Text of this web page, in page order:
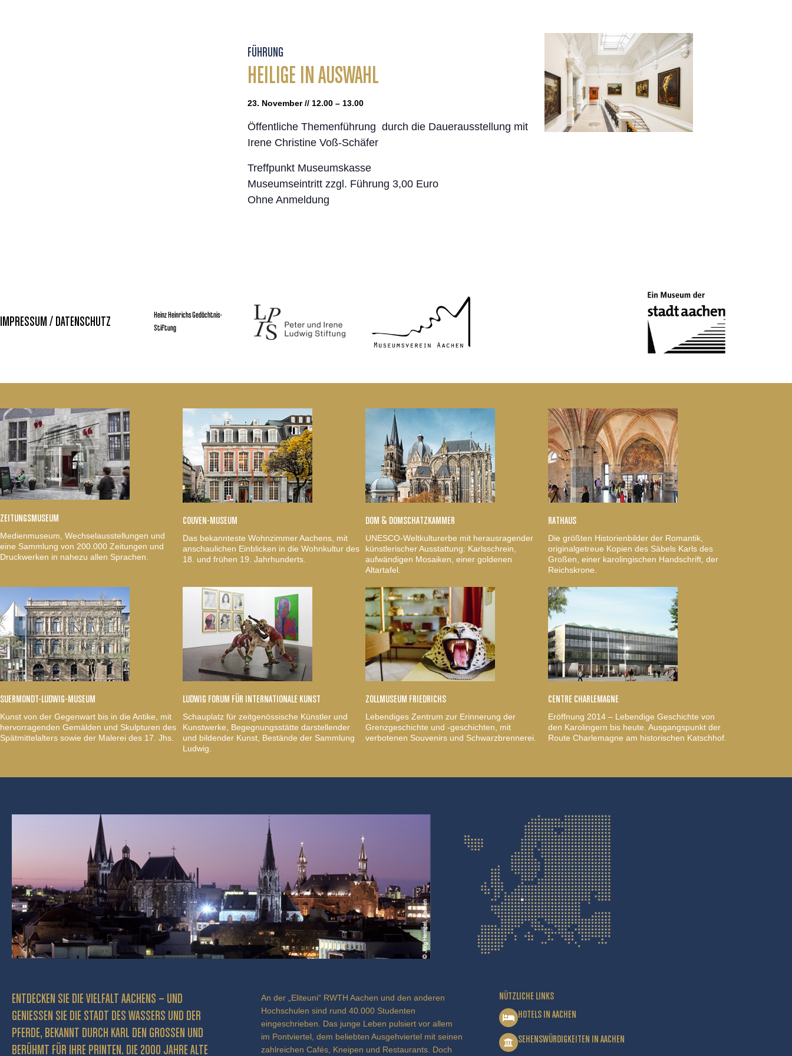
FÜHRUNG
HEILIGE IN AUSWAHL
23. November // 12.00 – 13.00
Öffentliche Themenführung durch die Dauerausstellung mit
Irene Christine Voß-Schäfer
Treffpunkt Museumskasse
Museumseintritt zzgl. Führung 3,00 Euro
Ohne Anmeldung
IMPRESSUM / DATENSCHUTZ
Heinz Heinrichs Gedächtnis-
Stiftung
ZEITUNGSMUSEUM
Medienmuseum, Wechselausstellungen und
eine Sammlung von 200.000 Zeitungen und
Druckwerken in nahezu allen Sprachen.
COUVEN-MUSEUM
Das bekannteste Wohnzimmer Aachens, mit
anschaulichen Einblicken in die Wohnkultur des
18. und frühen 19. Jahrhunderts.
DOM & DOMSCHATZKAMMER
UNESCO-Weltkulturerbe mit herausragender
künstlerischer Ausstattung: Karlsschrein,
aufwändigen Mosaiken, einer goldenen
Altartafel.
RATHAUS
Die größten Historienbilder der Romantik,
originalgetreue Kopien des Säbels Karls des
Großen, einer karolingischen Handschrift, der
Reichskrone.
SUERMONDT-LUDWIG-MUSEUM
Kunst von der Gegenwart bis in die Antike, mit
hervorragenden Gemälden und Skulpturen des
Spätmittelalters sowie der Malerei des 17. Jhs.
LUDWIG FORUM FÜR INTERNATIONALE KUNST
Schauplatz für zeitgenössische Künstler und
Kunstwerke, Begegnungsstätte darstellender
und bildender Kunst, Bestände der Sammlung
Ludwig.
ZOLLMUSEUM FRIEDRICHS
Lebendiges Zentrum zur Erinnerung der
Grenzgeschichte und -geschichten, mit
verbotenen Souvenirs und Schwarzbrennerei.
CENTRE CHARLEMAGNE
Eröffnung 2014 – Lebendige Geschichte von
den Karolingern bis heute. Ausgangspunkt der
Route Charlemagne am historischen Katschhof.
ENTDECKEN SIE DIE VIELFALT AACHENS – UND
GENIESSEN SIE DIE STADT DES WASSERS UND DER P
FERDE, BEKANNT DURCH KARL DEN GROSSEN UND BE
RÜHMT FÜR IHRE PRINTEN. DIE 2000 JAHRE ALTE KA
An der „Eliteuni“ RWTH Aachen und den anderen
Hochschulen sind rund 40.000 Studenten
eingeschrieben. Das junge Leben pulsiert vor allem
im Pontviertel, dem beliebten Ausgehviertel mit seinen
zahlreichen Cafés, Kneipen und Restaurants. Doch
NÜTZLICHE LINKS
HOTELS IN AACHEN
SEHENSWÜRDIGKEITEN IN AACHEN